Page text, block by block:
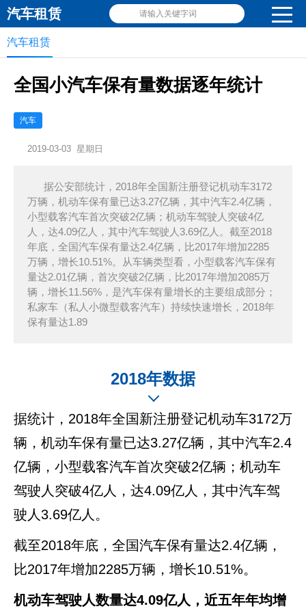
汽车租赁 请输入关键字词
汽车租赁
全国小汽车保有量数据逐年统计
汽车
2019-03-03 星期日
据公安部统计，2018年全国新注册登记机动车3172
万辆，机动车保有量已达3.27亿辆，其中汽车2.4亿辆，
小型载客汽车首次突破2亿辆；机动车驾驶人突破4亿
人，达4.09亿人，其中汽车驾驶人3.69亿人。截至2018
年底，全国汽车保有量达2.4亿辆，比2017年增加2285
万辆，增长10.51%。从车辆类型看，小型载客汽车保有
量达2.01亿辆，首次突破2亿辆，比2017年增加2085万
辆，增长11.56%，是汽车保有量增长的主要组成部分；
私家车（私人小微型载客汽车）持续快速增长，2018年
保有量达1.89
2018年数据
据统计，2018年全国新注册登记机动车3172万
辆，机动车保有量已达3.27亿辆，其中汽车2.4
亿辆，小型载客汽车首次突破2亿辆；机动车
驾驶人突破4亿人，达4.09亿人，其中汽车驾
驶人3.69亿人。
截至2018年底，全国汽车保有量达2.4亿辆，
比2017年增加2285万辆，增长10.51%。
机动车驾驶人数量达4.09亿人，近五年年均增